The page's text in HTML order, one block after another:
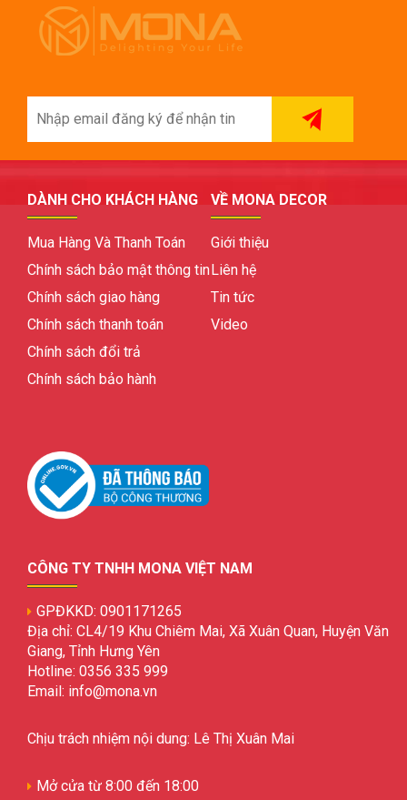
DÀNH CHO KHÁCH HÀNG
Mua Hàng Và Thanh Toán
Chính sách bảo mật thông tin
Chính sách giao hàng
Chính sách thanh toán
Chính sách đổi trả
Chính sách bảo hành
VỀ MONA DECOR
Giới thiệu
Liên hệ
Tin tức
Video
CÔNG TY TNHH MONA VIỆT NAM
GPĐKKD: 0901171265
Địa chỉ: CL4/19 Khu Chiêm Mai, Xã Xuân Quan, Huyện Văn
Giang, Tỉnh Hưng Yên
Hotline: 0356 335 999
Email: info@mona.vn
Chịu trách nhiệm nội dung: Lê Thị Xuân Mai
Mở cửa từ 8:00 đến 18:00